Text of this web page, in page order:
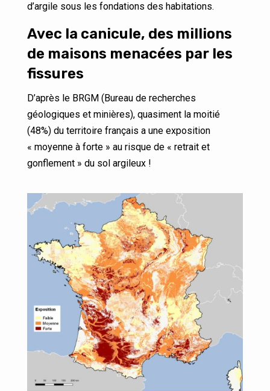
d’argile sous les fondations des habitations.
Avec la canicule, des millions
de maisons menacées par les
fissures
D’après le BRGM (Bureau de recherches
géologiques et minières), quasiment la moitié
(48%) du territoire français a une exposition
« moyenne à forte » au risque de « retrait et
gonflement » du sol argileux !